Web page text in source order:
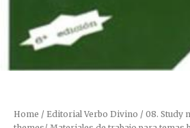
Home / Editorial Verbo Divino / 08. Study